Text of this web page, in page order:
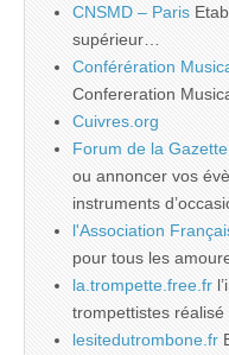
CNSMD – Paris
supérieur…
Conférération
Confereration
Cuivres.org
Forum de la
ou annoncer vos
instruments
l'Association
pour tous les
la.trompette.free.fr
trompettistes
lesitedutrombone.fr